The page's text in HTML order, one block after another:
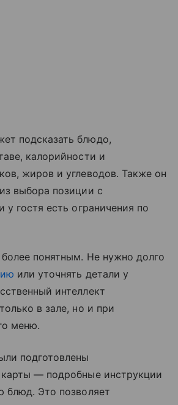
подсказать блюдо,
калорийности и
жиров и углеводов. Также он
выбора позиции с
у гостя есть ограничения по
понятным. Не нужно долго
или уточнять детали у
интеллект
в зале, но и при
меню.
подготовлены
карты — подробные инструкции
блюд. Это позволяет